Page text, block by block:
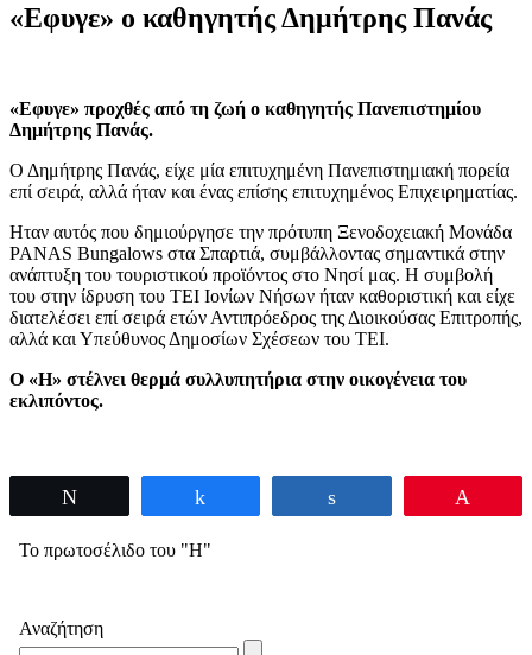
«Εφυγε» ο καθηγητής Δημήτρης Πανάς
«Εφυγε» προχθές από τη ζωή ο καθηγητής Πανεπιστημίου
Δημήτρης Πανάς.
Ο Δημήτρης Πανάς, είχε μία επιτυχημένη Πανεπιστημιακή πορεία
επί σειρά, αλλά ήταν και ένας επίσης επιτυχημένος Επιχειρηματίας.
Ηταν αυτός που δημιούργησε την πρότυπη Ξενοδοχειακή Μονάδα
PANAS Bungalows στα Σπαρτιά, συμβάλλοντας σημαντικά στην
ανάπτυξη του τουριστικού προϊόντος στο Νησί μας. Η συμβολή
του στην ίδρυση του ΤΕΙ Ιονίων Νήσων ήταν καθοριστική και είχε
διατελέσει επί σειρά ετών Αντιπρόεδρος της Διοικούσας Επιτροπής,
αλλά και Υπεύθυνος Δημοσίων Σχέσεων του ΤΕΙ.
O «H» στέλνει θερμά συλλυπητήρια στην οικογένεια του
εκλιπόντος.
Το πρωτοσέλιδο του "Η"
Αναζήτηση